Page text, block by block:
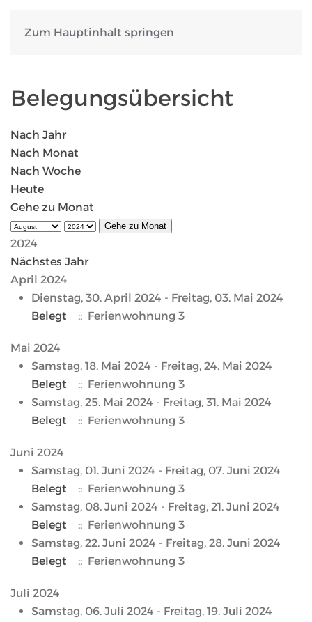
Zum Hauptinhalt springen
Belegungsübersicht
Nach Jahr
Nach Monat
Nach Woche
Heute
Gehe zu Monat
Gehe zu Monat
2024
Nächstes Jahr
April 2024
Dienstag, 30. April 2024 - Freitag, 03. Mai 2024
Belegt
:: Ferienwohnung 3
Mai 2024
Samstag, 18. Mai 2024 - Freitag, 24. Mai 2024
Belegt
:: Ferienwohnung 3
Samstag, 25. Mai 2024 - Freitag, 31. Mai 2024
Belegt
:: Ferienwohnung 3
Juni 2024
Samstag, 01. Juni 2024 - Freitag, 07. Juni 2024
Belegt
:: Ferienwohnung 3
Samstag, 08. Juni 2024 - Freitag, 21. Juni 2024
Belegt
:: Ferienwohnung 3
Samstag, 22. Juni 2024 - Freitag, 28. Juni 2024
Belegt
:: Ferienwohnung 3
Juli 2024
Samstag, 06. Juli 2024 - Freitag, 19. Juli 2024